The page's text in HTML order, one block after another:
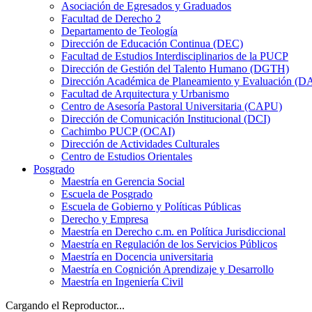
Asociación de Egresados y Graduados
Facultad de Derecho 2
Departamento de Teología
Dirección de Educación Continua (DEC)
Facultad de Estudios Interdisciplinarios de la PUCP
Dirección de Gestión del Talento Humano (DGTH)
Dirección Académica de Planeamiento y Evaluación
Facultad de Arquitectura y Urbanismo
Centro de Asesoría Pastoral Universitaria (CAPU)
Dirección de Comunicación Institucional (DCI)
Cachimbo PUCP (OCAI)
Dirección de Actividades Culturales
Centro de Estudios Orientales
Posgrado
Maestría en Gerencia Social
Escuela de Posgrado
Escuela de Gobierno y Políticas Públicas
Derecho y Empresa
Maestría en Derecho c.m. en Política Jurisdiccional
Maestría en Regulación de los Servicios Públicos
Maestría en Docencia universitaria
Maestría en Cognición Aprendizaje y Desarrollo
Maestría en Ingeniería Civil
Cargando el Reproductor...